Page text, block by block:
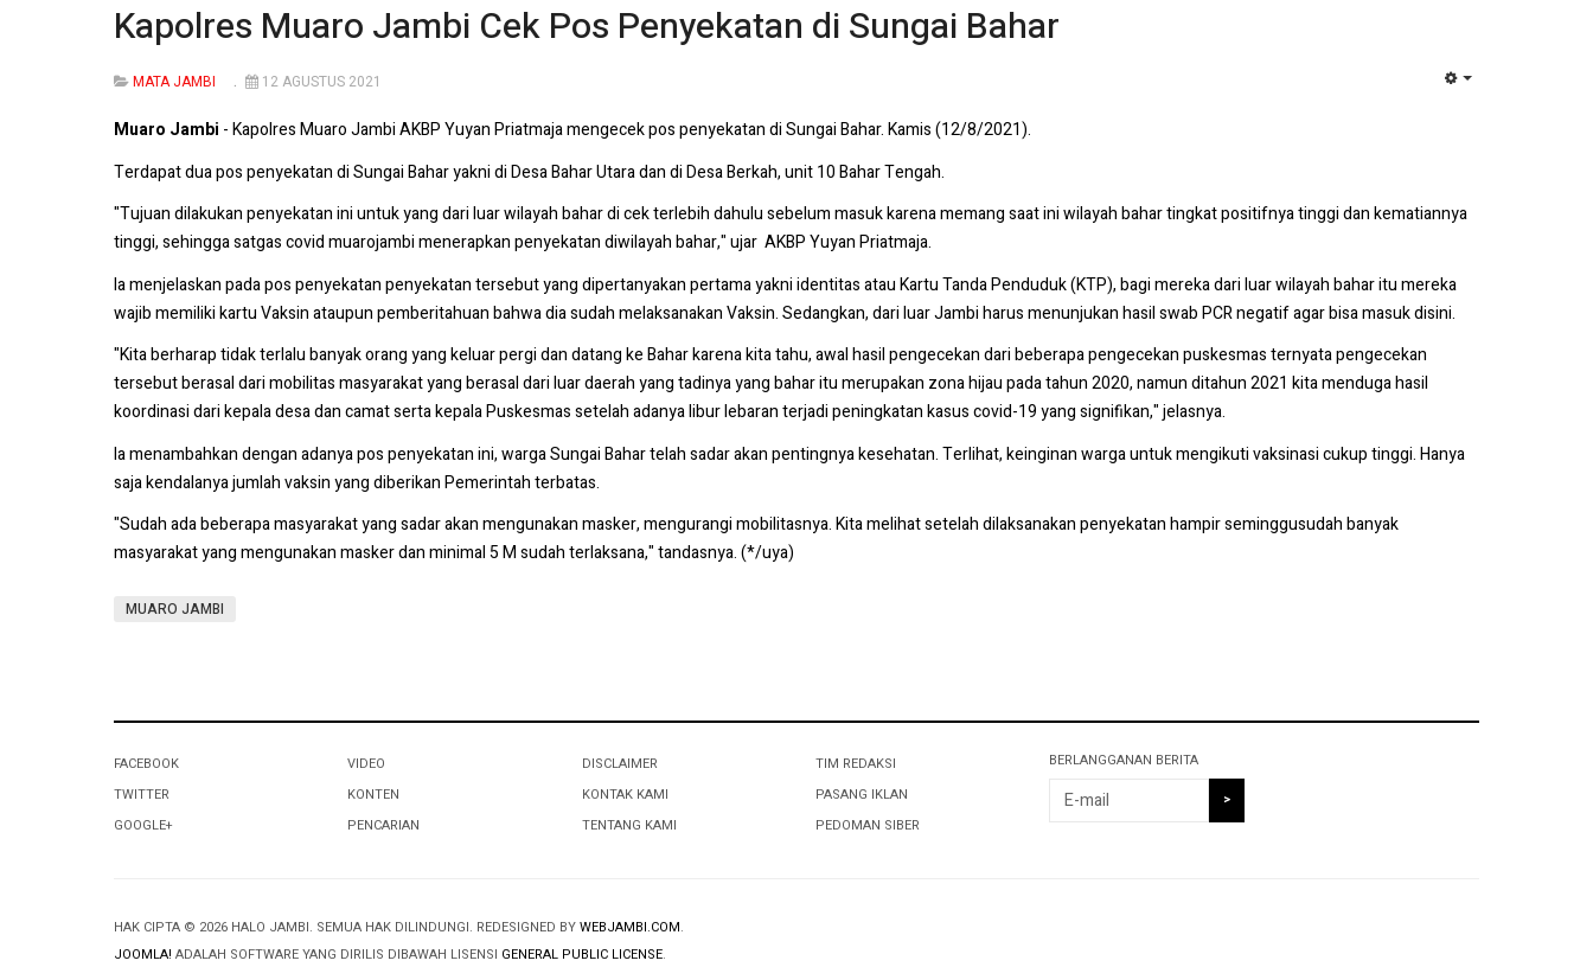
Kapolres Muaro Jambi Cek Pos Penyekatan di Sungai Bahar
MATA JAMBI 12 AGUSTUS 2021
Muaro Jambi - Kapolres Muaro Jambi AKBP Yuyan Priatmaja mengecek pos penyekatan di Sungai Bahar. Kamis (12/8/2021).
Terdapat dua pos penyekatan di Sungai Bahar yakni di Desa Bahar Utara dan di Desa Berkah, unit 10 Bahar Tengah.
"Tujuan dilakukan penyekatan ini untuk yang dari luar wilayah bahar di cek terlebih dahulu sebelum masuk karena memang saat ini wilayah bahar tingkat positifnya tinggi dan kematiannya
tinggi, sehingga satgas covid muarojambi menerapkan penyekatan diwilayah bahar," ujar AKBP Yuyan Priatmaja.
Ia menjelaskan pada pos penyekatan penyekatan tersebut yang dipertanyakan pertama yakni identitas atau Kartu Tanda Penduduk (KTP), bagi mereka dari luar wilayah bahar itu mereka
wajib memiliki kartu Vaksin ataupun pemberitahuan bahwa dia sudah melaksanakan Vaksin. Sedangkan, dari luar Jambi harus menunjukan hasil swab PCR negatif agar bisa masuk disini.
"Kita berharap tidak terlalu banyak orang yang keluar pergi dan datang ke Bahar karena kita tahu, awal hasil pengecekan dari beberapa pengecekan puskesmas ternyata pengecekan
tersebut berasal dari mobilitas masyarakat yang berasal dari luar daerah yang tadinya yang bahar itu merupakan zona hijau pada tahun 2020, namun ditahun 2021 kita menduga hasil
koordinasi dari kepala desa dan camat serta kepala Puskesmas setelah adanya libur lebaran terjadi peningkatan kasus covid-19 yang signifikan," jelasnya.
Ia menambahkan dengan adanya pos penyekatan ini, warga Sungai Bahar telah sadar akan pentingnya kesehatan. Terlihat, keinginan warga untuk mengikuti vaksinasi cukup tinggi. Hanya
saja kendalanya jumlah vaksin yang diberikan Pemerintah terbatas.
"Sudah ada beberapa masyarakat yang sadar akan mengunakan masker, mengurangi mobilitasnya. Kita melihat setelah dilaksanakan penyekatan hampir seminggusudah banyak
masyarakat yang mengunakan masker dan minimal 5 M sudah terlaksana," tandasnya. (*/uya)
MUARO JAMBI
FACEBOOK
TWITTER
GOOGLE+
VIDEO
KONTEN
PENCARIAN
DISCLAIMER
KONTAK KAMI
TENTANG KAMI
TIM REDAKSI
PASANG IKLAN
PEDOMAN SIBER
BERLANGGANAN BERITA
HAK CIPTA © 2026 HALO JAMBI. SEMUA HAK DILINDUNGI. REDESIGNED BYWEBJAMBI.COM.
JOOMLA! ADALAH SOFTWARE YANG DIRILIS DIBAWAH LISENSI GENERAL PUBLIC LICENSE.